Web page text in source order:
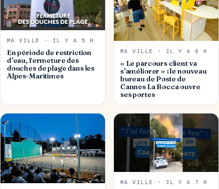
MA VILLE · IL Y A 5 H
En période de restriction
d’eau, fermeture des
douches de plage dans les
Alpes-Maritimes
MA VILLE · IL Y A 6 H
« Le parcours client va
s’améliorer » : le nouveau
bureau de Poste de
Cannes La Bocca ouvre
ses portes
MA VILLE · IL Y A 7 H